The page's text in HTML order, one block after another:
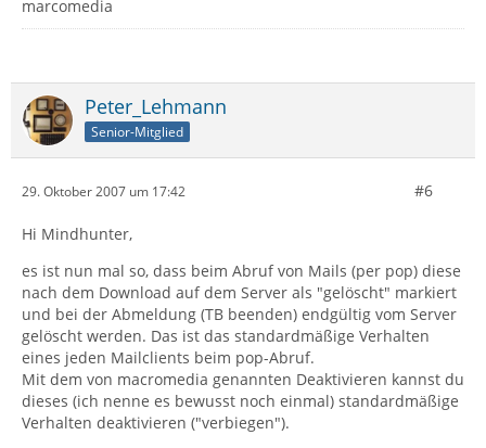
marcomedia
Peter_Lehmann
Senior-Mitglied
29. Oktober 2007 um 17:42 #6
Hi Mindhunter,
es ist nun mal so, dass beim Abruf von Mails (per pop) diese
nach dem Download auf dem Server als "gelöscht" markiert
und bei der Abmeldung (TB beenden) endgültig vom Server
gelöscht werden. Das ist das standardmäßige Verhalten
eines jeden Mailclients beim pop-Abruf.
Mit dem von macromedia genannten Deaktivieren kannst du
dieses (ich nenne es bewusst noch einmal) standardmäßige
Verhalten deaktivieren ("verbiegen").